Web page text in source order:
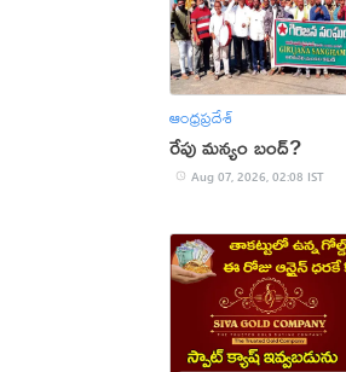
ఆంధ్రప్రదేశ్
రేపు మన్యం బంద్‌?
Aug 07, 2026, 02:08 IST